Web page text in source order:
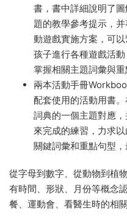
書，書中詳細說明了
題的教學參考提示，
動遊戲實施方案，可
孩子進行各種遊戲活
掌握相關主題詞彙與重
兩本活動手冊
配套使用的活動用書
詞典的一個主題對應
來完成的練習，力求
關鍵詞彙和重點句型，
從字母到數字、從動物到植
有時間、形狀、月份等概念
餐、運動會、看醫生時的相